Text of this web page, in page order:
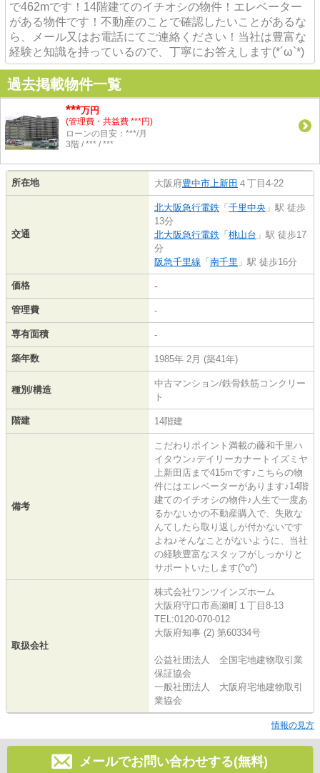
で462mです！14階建てのイチオシの物件！エレベーター
がある物件です！不動産のことで確認したいことがあるな
ら、メール又はお電話にてご連絡ください！当社は豊富な
経験と知識を持っているので、丁寧にお答えします(*´ω`*)
過去掲載物件一覧
***万円
(管理費・共益費 ***円)
ローンの目安：***/月
3階 / *** / ***
所在地 大阪府豊中市上新田 ４丁目4-22
交通
北大阪急行電鉄 「 千里中央 」駅 徒歩
13分
北大阪急行電鉄 「 桃山台 」駅 徒歩17
分
阪急千里線 「 南千里 」駅 徒歩16分
価格 -
管理費 -
専有面積 -
築年数 1985年 2月 (築41年)
種別/構造
中古マンション/鉄骨鉄筋コンクリー
ト
階建 14階建
備考
こだわりポイント満載の藤和千里ハ
イタウン♪デイリーカナートイズミヤ
上新田店まで415mです♪こちらの物
件にはエレベーターがあります♪14階
建てのイチオシの物件♪人生で一度あ
るかないかの不動産購入で、失敗な
んてしたら取り返しが付かないです
よね♪そんなことがないように、当社
の経験豊富なスタッフがしっかりと
サポートいたします(^o^)
取扱会社
株式会社ワンツインズホーム
大阪府守口市高瀬町１丁目8-13
TEL:0120-070-012
大阪府知事 (2) 第60334号
公益社団法人 全国宅地建物取引業
保証協会
一般社団法人 大阪府宅地建物取引
業協会
情報の見方
メールでお問い合わせする(無料)